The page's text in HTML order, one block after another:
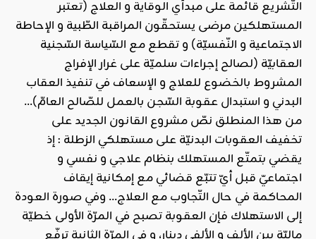
التّشريع قائمة على مبدأي الوقاية و العلاج (تعتبر
المستهلكين مرضى يستحقّون المراقبة الطّبية و الإحاطة
الاجتماعية و النّفسيّة) و تقطع مع السّياسة السّجنية
العقابيّة (لصالح إجراءات سلميّة على غرار الإفراج
المشروط بالخضوع للعلاج و الإسعاف في تنفيذ العقاب
البدني و استبدال عقوبة السّجن بالعمل للصّالح العامّ)…
من هذا المنطلق نصّ مشروع القانون الجديد على
تخفيف العقوبات البدنيّة على مستهلكي الزطلة : إذ
يقضي بتمتّع المستهلك بنظام علاجي و نفسي و
اجتماعيّ قبل أيّ تتبّع قضائي مع إمكانية إيقاف
المحاكمة في حال التّجاوب مع العلاج… وفي صورة العودة
إلى الاستهلاك فإن العقوبة تصبح في المرّة الأولى خطيّة